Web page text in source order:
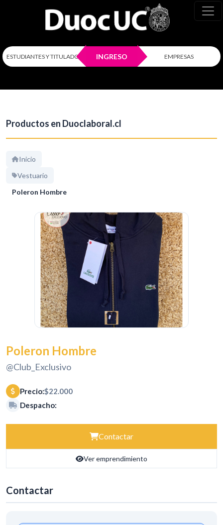
ESTUDIANTES Y TITULADOS INGRESO EMPRESAS
Productos en Duoclaboral.cl
Inicio
Vestuario
Poleron Hombre
Poleron Hombre
@Club_Exclusivo
Precio:$22.000
Despacho:
Contactar
Ver emprendimiento
Contactar